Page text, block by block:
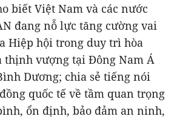
biết Việt Nam và các nước
đang nỗ lực tăng cường vai
Hiệp hội trong duy trì hòa
vượng tại Đông Nam Á
Dương; chia sẻ tiếng nói
quốc tế về tầm quan trọng
ổn định, bảo đảm an ninh,